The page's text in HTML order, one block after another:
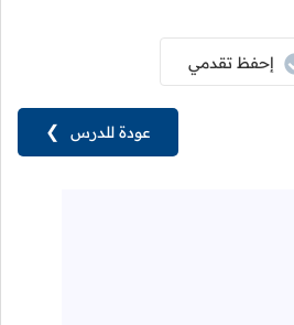
عودة للدرس ❯
إحفظ تقدمي